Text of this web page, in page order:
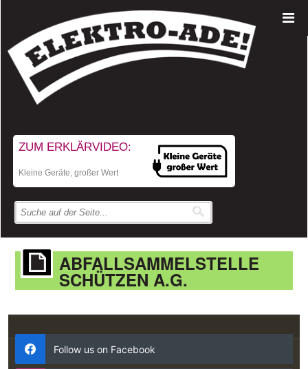
ZUM ERKLÄRVIDEO:
Kleine Geräte, großer Wert
ABFALLSAMMELSTELLE
SCHÜTZEN A.G.
Follow us on Facebook